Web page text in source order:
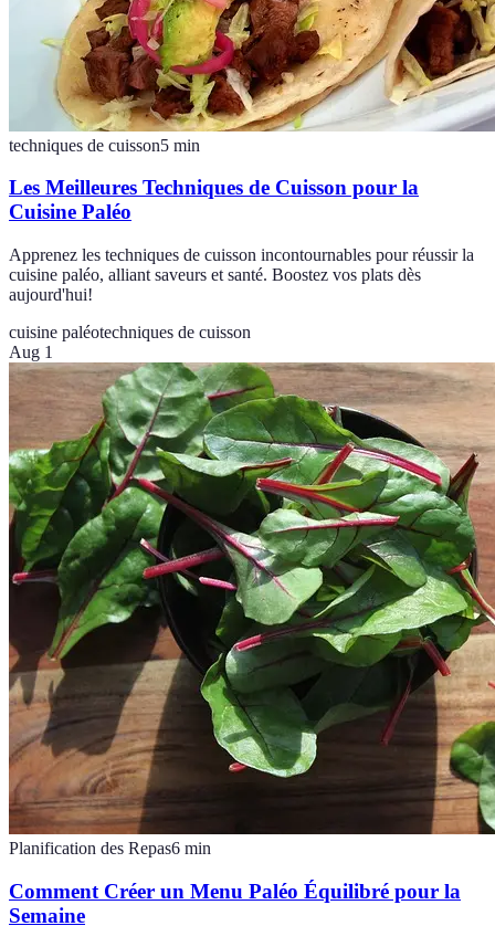
techniques de cuisson5 min
Les Meilleures Techniques de Cuisson pour la
Cuisine Paléo
Apprenez les techniques de cuisson incontournables pour réussir la
cuisine paléo, alliant saveurs et santé. Boostez vos plats dès
aujourd'hui!
cuisine paléotechniques de cuisson
Aug 1
Planification des Repas6 min
Comment Créer un Menu Paléo Équilibré pour la
Semaine